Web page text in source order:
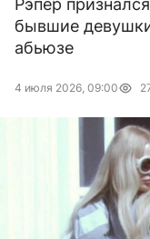
Рэпер
бывшие
абьюзе
4 июля 2026, 09:00